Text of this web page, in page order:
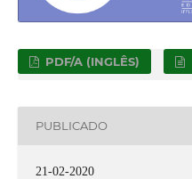
PDF/A (INGLÊS)
PUBLICADO
21-02-2020